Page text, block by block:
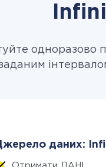
одноразово
даних: